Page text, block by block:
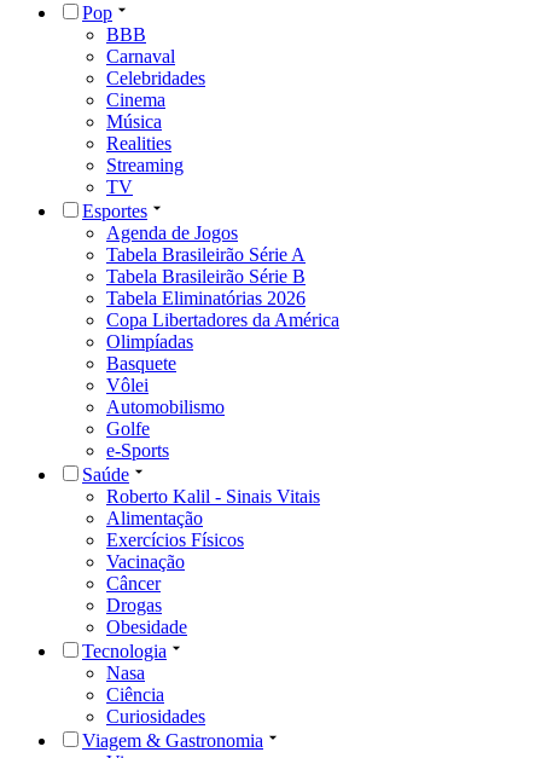
Pop
BBB
Carnaval
Celebridades
Cinema
Música
Realities
Streaming
TV
Esportes
Agenda de Jogos
Tabela Brasileirão Série A
Tabela Brasileirão Série B
Tabela Eliminatórias 2026
Copa Libertadores da América
Olimpíadas
Basquete
Vôlei
Automobilismo
Golfe
e-Sports
Saúde
Roberto Kalil - Sinais Vitais
Alimentação
Exercícios Físicos
Vacinação
Câncer
Drogas
Obesidade
Tecnologia
Nasa
Ciência
Curiosidades
Viagem & Gastronomia